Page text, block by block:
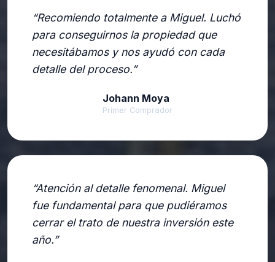
Recomiendo totalmente a Miguel. Luchó
para conseguirnos la propiedad que
necesitábamos y nos ayudó con cada
detalle del proceso.
Johann Moya
Primer Comprador
Atención al detalle fenomenal. Miguel
fue fundamental para que pudiéramos
cerrar el trato de nuestra inversión este
año.